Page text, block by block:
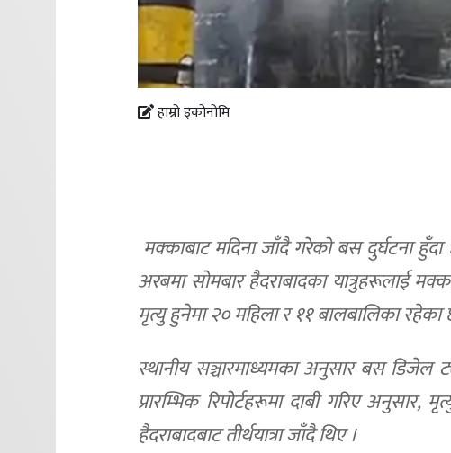
हाम्रो इकोनोमि
मक्काबाट मदिना जाँदै गरेको बस दुर्घटना
अरबमा सोमबार हैदराबादका यात्रुहरूलाई
मृत्यु हुनेमा २० महिला र ११ बालबालिका
स्थानीय सञ्चारमाध्यमका अनुसार बस डिजेल
प्रारम्भिक रिपोर्टहरूमा दाबी गरिए
हैदराबादबाट तीर्थयात्रा जाँदै थिए ।